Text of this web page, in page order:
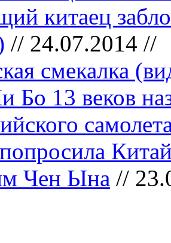
китаец
// 24.07.2014 //
смекалка
Бо 13 веков
Китай
Чен Ына //